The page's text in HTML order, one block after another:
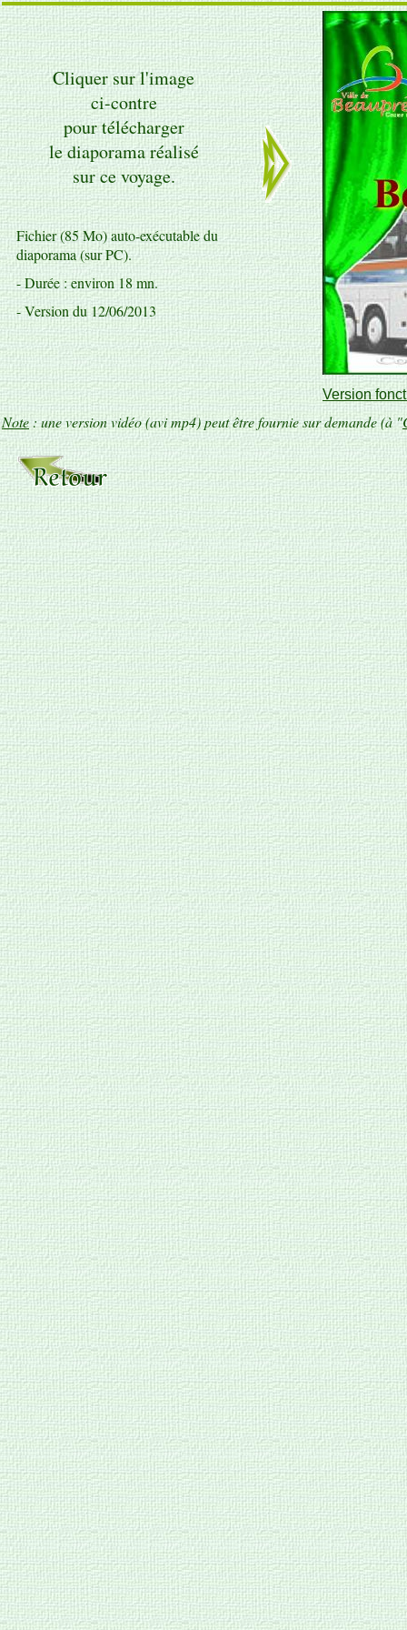
Cliquer sur l'image
ci-contre
pour télécharger
le diaporama réalisé
sur ce voyage.
Fichier (85 Mo) auto-exécutable du
diaporama (sur PC).
- Durée : environ 18 mn.
- Version du 12/06/2013
Version
Note: une version vidéo (avi mp4) peut être fournie sur demande (à "